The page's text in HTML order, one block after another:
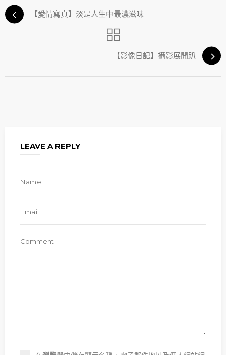
【愛情寫真】淡是人生中最濃滋味
【影像日記】攝影展開趴
LEAVE A REPLY